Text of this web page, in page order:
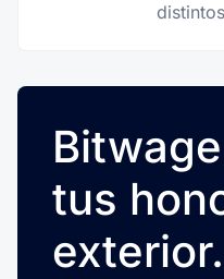
tus
exterior.